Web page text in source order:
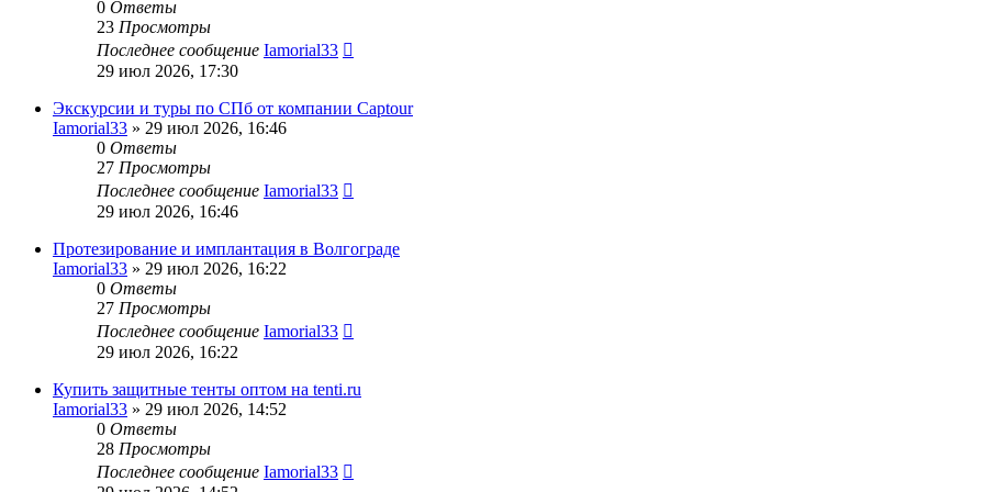
0 Ответы
23 Просмотры
Последнее сообщение Iamorial33
29 июл 2026, 17:30
Экскурсии и туры по СПб от компании Captour
Iamorial33 » 29 июл 2026, 16:46
0 Ответы
27 Просмотры
Последнее сообщение Iamorial33
29 июл 2026, 16:46
Протезирование и имплантация в Волгограде
Iamorial33 » 29 июл 2026, 16:22
0 Ответы
27 Просмотры
Последнее сообщение Iamorial33
29 июл 2026, 16:22
Купить защитные тенты оптом на tenti.ru
Iamorial33 » 29 июл 2026, 14:52
0 Ответы
28 Просмотры
Последнее сообщение Iamorial33